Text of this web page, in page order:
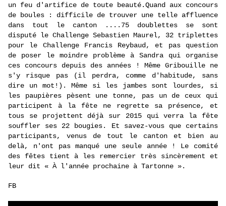
un feu d'artifice de toute beauté.Quand aux concours
de boules : difficile de trouver une telle affluence
dans tout le canton ....75 doublettes se sont
disputé le Challenge Sebastien Maurel, 32 triplettes
pour le Challenge Francis Reybaud, et pas question
de poser le moindre problème à Sandra qui organise
ces concours depuis des années ! Même Gribouille ne
s'y risque pas (il perdra, comme d'habitude, sans
dire un mot!). Même si les jambes sont lourdes, si
les paupières pèsent une tonne, pas un de ceux qui
participent à la fête ne regrette sa présence, et
tous se projettent déjà sur 2015 qui verra la fête
souffler ses 22 bougies. Et savez-vous que certains
participants, venus de tout le canton et bien au
delà, n'ont pas manqué une seule année ! Le comité
des fêtes tient à les remercier très sincèrement et
leur dit « À l'année prochaine à Tartonne ».
FB